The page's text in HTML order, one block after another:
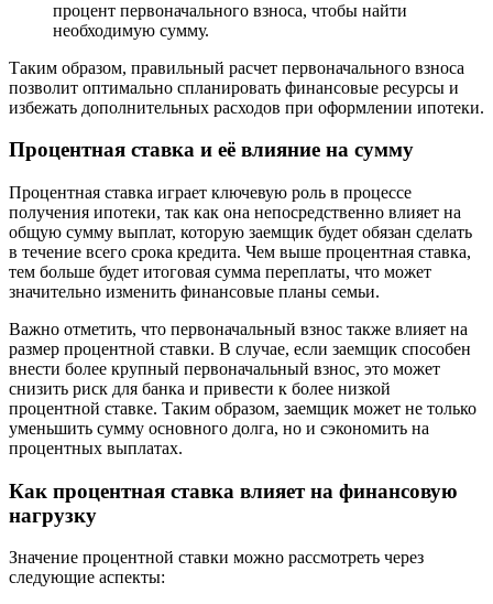
процент первоначального взноса, чтобы найти
необходимую сумму.
Таким образом, правильный расчет первоначального взноса
позволит оптимально спланировать финансовые ресурсы и
избежать дополнительных расходов при оформлении ипотеки.
Процентная ставка и её влияние на сумму
Процентная ставка играет ключевую роль в процессе
получения ипотеки, так как она непосредственно влияет на
общую сумму выплат, которую заемщик будет обязан сделать
в течение всего срока кредита. Чем выше процентная ставка,
тем больше будет итоговая сумма переплаты, что может
значительно изменить финансовые планы семьи.
Важно отметить, что первоначальный взнос также влияет на
размер процентной ставки. В случае, если заемщик способен
внести более крупный первоначальный взнос, это может
снизить риск для банка и привести к более низкой
процентной ставке. Таким образом, заемщик может не только
уменьшить сумму основного долга, но и сэкономить на
процентных выплатах.
Как процентная ставка влияет на финансовую
нагрузку
Значение процентной ставки можно рассмотреть через
следующие аспекты: